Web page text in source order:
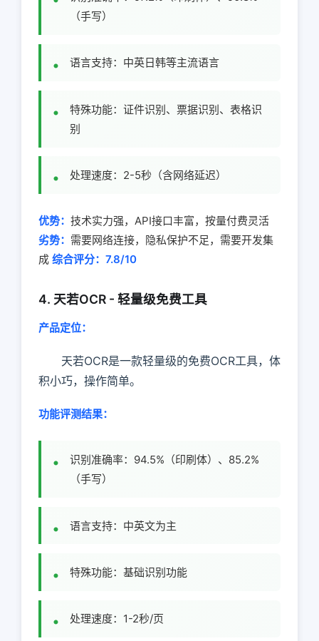
（手写）
语言支持：中英日韩等主流语言
特殊功能：证件识别、票据识别、表格识
别
处理速度：2-5秒（含网络延迟）
优势： 技术实力强，API接口丰富，按量付费灵活
劣势： 需要网络连接，隐私保护不足，需要开发集
成 综合评分：7.8/10
4. 天若OCR - 轻量级免费工具
产品定位：
天若OCR是一款轻量级的免费OCR工具，体
积小巧，操作简单。
功能评测结果：
识别准确率：94.5%（印刷体）、85.2%
（手写）
语言支持：中英文为主
特殊功能：基础识别功能
处理速度：1-2秒/页